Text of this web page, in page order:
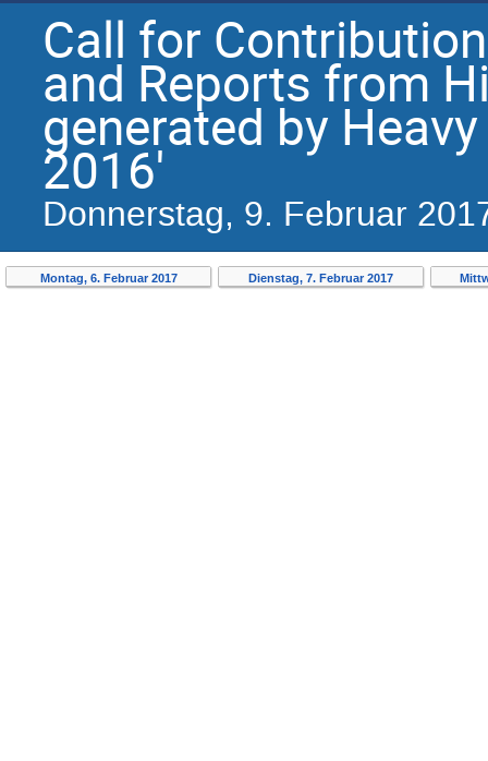
Call for
and Reports from
generated by
2016'
Donnerstag, 9. Februar
Montag, 6. Februar 2017 Dienstag, 7. Februar 2017